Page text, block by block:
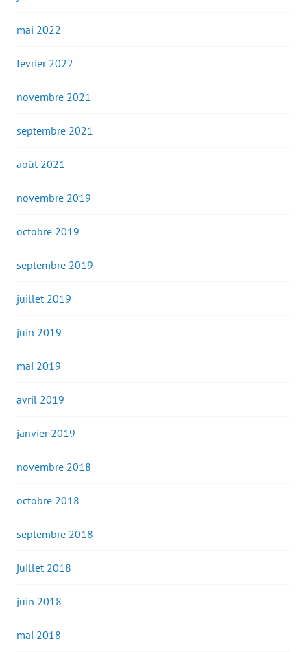
mai 2022
février 2022
novembre 2021
septembre 2021
août 2021
novembre 2019
octobre 2019
septembre 2019
juillet 2019
juin 2019
mai 2019
avril 2019
janvier 2019
novembre 2018
octobre 2018
septembre 2018
juillet 2018
juin 2018
mai 2018